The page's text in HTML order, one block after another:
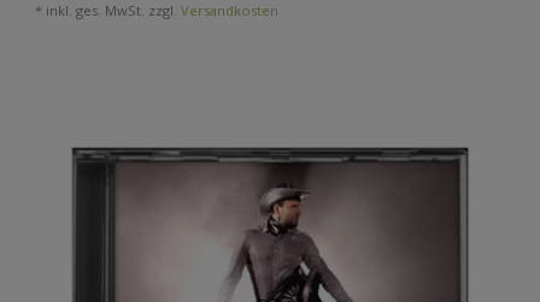
* inkl. ges. MwSt. zzgl. Versandkosten